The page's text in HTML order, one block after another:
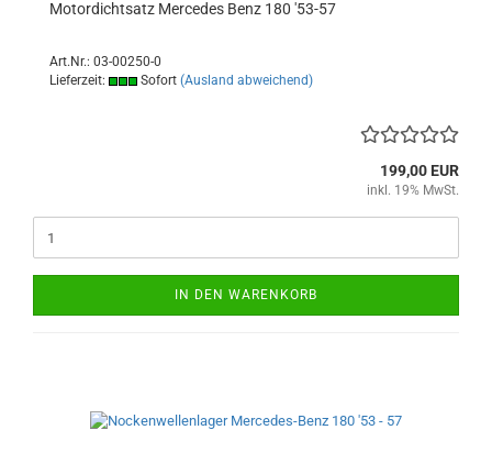
Motordichtsatz Mercedes Benz 180 '53-57
Art.Nr.: 03-00250-0
Lieferzeit:
Sofort (Ausland abweichend)
199,00 EUR
inkl. 19% MwSt.
IN DEN WARENKORB